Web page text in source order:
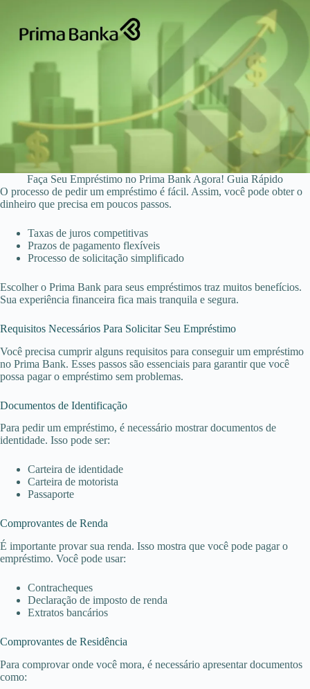
Faça Seu Empréstimo no Prima Bank Agora! Guia Rápido
O processo de pedir um empréstimo é fácil. Assim, você pode obter o
dinheiro que precisa em poucos passos.
Taxas de juros competitivas
Prazos de pagamento flexíveis
Processo de solicitação simplificado
Escolher o Prima Bank para seus empréstimos traz muitos benefícios.
Sua experiência financeira fica mais tranquila e segura.
Requisitos Necessários Para Solicitar Seu Empréstimo
Você precisa cumprir alguns requisitos para conseguir um empréstimo
no Prima Bank. Esses passos são essenciais para garantir que você
possa pagar o empréstimo sem problemas.
Documentos de Identificação
Para pedir um empréstimo, é necessário mostrar documentos de
identidade. Isso pode ser:
Carteira de identidade
Carteira de motorista
Passaporte
Comprovantes de Renda
É importante provar sua renda. Isso mostra que você pode pagar o
empréstimo. Você pode usar:
Contracheques
Declaração de imposto de renda
Extratos bancários
Comprovantes de Residência
Para comprovar onde você mora, é necessário apresentar documentos
como: